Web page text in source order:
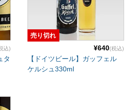
込)
タ
¥640(税込)
売り切れ
【ドイツビール】ガッフェル
ケルシュ330ml